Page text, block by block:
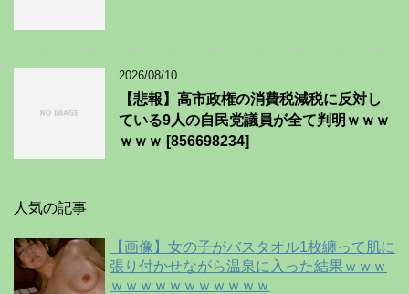
2026/08/10
【悲報】高市政権の消費税減税に反対し
ている9人の自民党議員が全て判明ｗｗｗ
ｗｗｗ [856698234]
人気の記事
【画像】女の子がバスタオル1枚纏って肌に
張り付かせながら温泉に入った結果ｗｗｗ
ｗｗｗｗｗｗｗｗｗｗｗ